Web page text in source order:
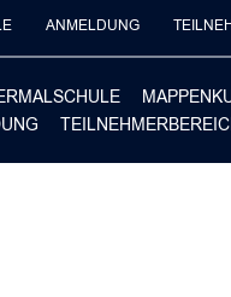
ANMELDUNG